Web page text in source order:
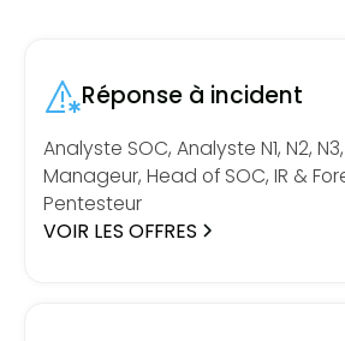
Réponse à incident
Analyste SOC, Analyste N1, N2,
Manageur, Head of SOC, IR &
Pentesteur
VOIR LES OFFRES